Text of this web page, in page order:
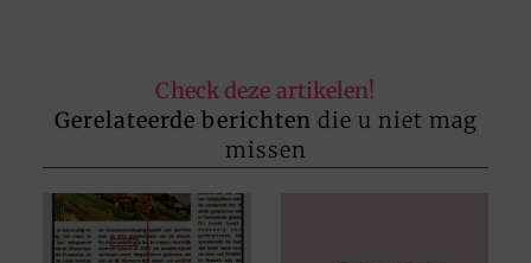
Check deze artikelen!
Gerelateerde berichten die u niet mag
missen